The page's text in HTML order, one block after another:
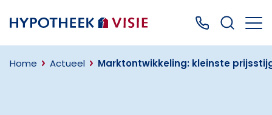
Terug naar home Bel ons: 0499
Home Actueel Marktontwikkeling: kleinste